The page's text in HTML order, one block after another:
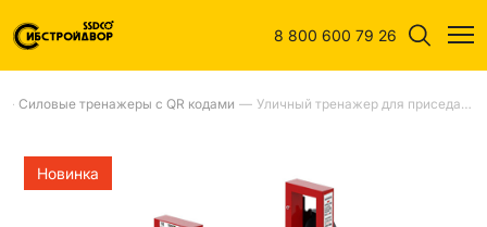
8 800 600 79 26
— Силовые тренажеры с QR кодами — Уличный тренажер для приседания со штангой
Новинка